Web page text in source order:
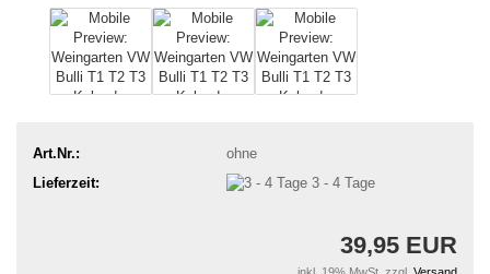
Art.Nr.:
ohne
Lieferzeit:
3 - 4 Tage
39,95 EUR
inkl. 19% MwSt. zzgl. Versand